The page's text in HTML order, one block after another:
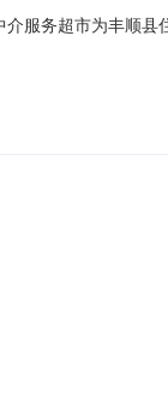
服务超市为丰顺县
于开展2026年度城